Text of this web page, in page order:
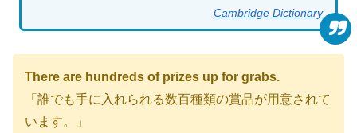
Cambridge Dictionary
There are hundreds of prizes up for grabs.
「誰でも手に入れられる数百種類の賞品が用意されて
います。」